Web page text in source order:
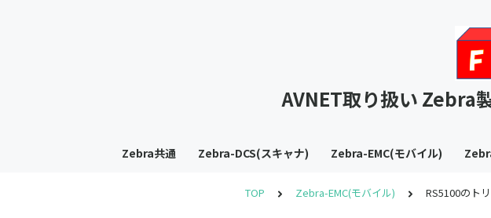
AVNET取り扱い Zebra
Zebra共通 Zebra-DCS(スキャナ) Zebra-EMC(モバイル)
TOP Zebra-EMC(モバイル) RS5100のト